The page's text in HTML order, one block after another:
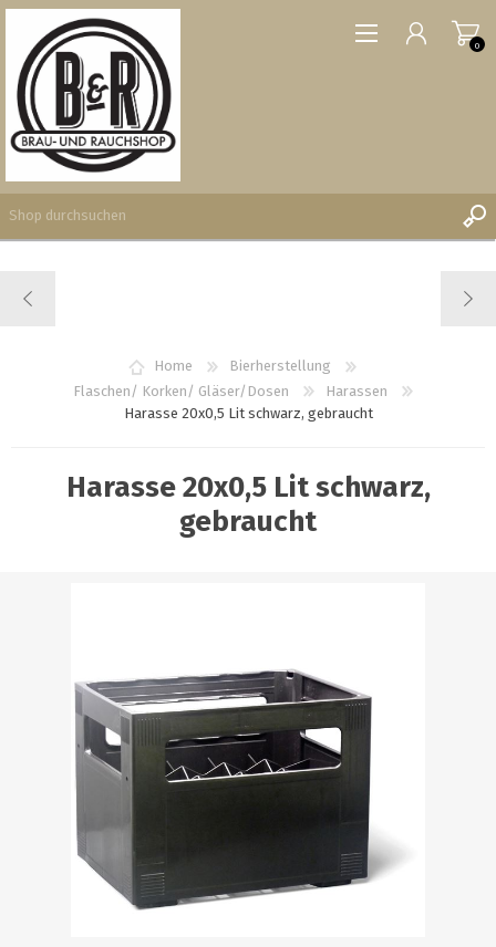
WUNSCHLISTE
0
0
Home
Bierherstellung
Flaschen/ Korken/ Gläser/Dosen
Harassen
Harasse 20x0,5 Lit schwarz, gebraucht
Harasse 20x0,5 Lit schwarz,
gebraucht